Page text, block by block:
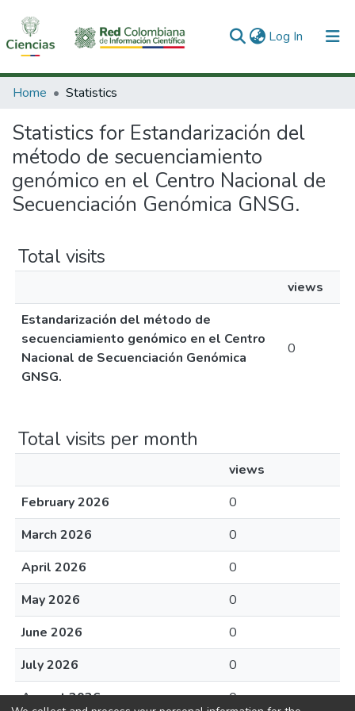
Log In (current)
Communities & Collections
All of DSpace
Home Statistics
Statistics for Estandarización del
método de secuenciamiento
genómico en el Centro Nacional de
Secuenciación Genómica GNSG.
Total visits
views
Estandarización del método de
secuenciamiento genómico en el Centro
Nacional de Secuenciación Genómica
GNSG.
0
Total visits per month
views
February 2026
0
March 2026
0
April 2026
0
May 2026
0
June 2026
0
July 2026
0
August 2026
0